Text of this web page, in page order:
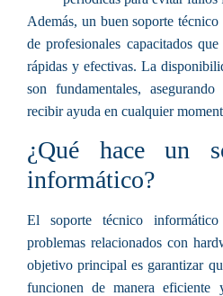
Además, un buen soporte
de profesionales capacitados
rápidas y efectivas. La
son fundamentales,
recibir ayuda en cualquier
¿Qué hace un
informático?
El soporte técnico
problemas relacionados con
objetivo principal es garantizar
funcionen de manera eficiente